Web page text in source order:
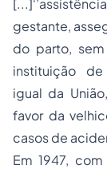
gestante,
do parto,
instituição
igual da
favor da
casos de
Em 1947,